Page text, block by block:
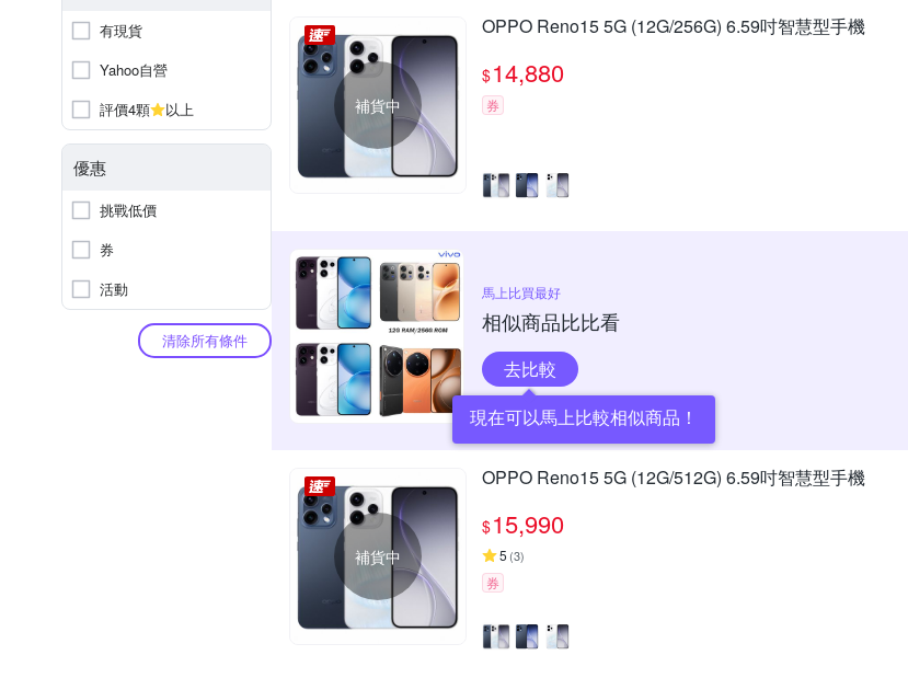
有現貨
Yahoo自營
評價4顆
以上
優惠
挑戰低價
券
活動
清除所有條件
補貨中
OPPO Reno15 5G (12G/256G) 6.59吋智慧型手機
$14,880
券
馬上比買最好
相似商品比比看
去比較
現在可以馬上比較相似商品！
補貨中
OPPO Reno15 5G (12G/512G) 6.59吋智慧型手機
$15,990
5 (3)
券